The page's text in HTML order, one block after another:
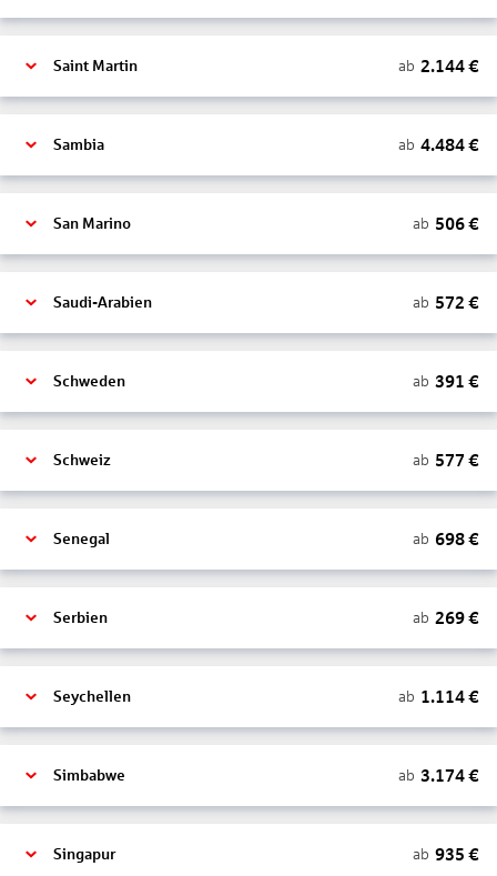
Saint Martin ab 2.144€
Sambia ab 4.484€
San Marino ab 506€
Saudi-Arabien ab 572 €
Schweden ab 391 €
Schweiz ab 577 €
Senegal ab 698€
Serbien ab 269€
Seychellen ab 1.114€
Simbabwe ab 3.174€
Singapur ab 935 €